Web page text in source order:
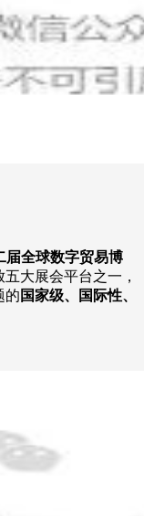
届全球数字贸易博
大展会平台之一，
的 国家级、国际性、